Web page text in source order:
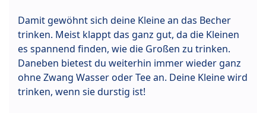
Damit gewöhnt sich deine Kleine an das Becher
trinken. Meist klappt das ganz gut, da die Kleinen
es spannend finden, wie die Großen zu trinken.
Daneben bietest du weiterhin immer wieder ganz
ohne Zwang Wasser oder Tee an. Deine Kleine wird
trinken, wenn sie durstig ist!